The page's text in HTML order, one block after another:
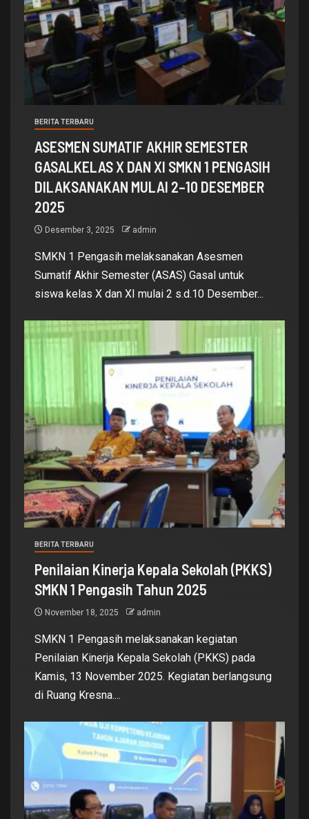
BERITA TERBARU
ASESMEN SUMATIF AKHIR SEMESTER
GASALKELAS X DAN XI SMKN 1 PENGASIH
DILAKSANAKAN MULAI 2–10 DESEMBER
2025
Desember 3, 2025 admin
SMKN 1 Pengasih melaksanakan Asesmen
Sumatif Akhir Semester (ASAS) Gasal untuk
siswa kelas X dan XI mulai 2 s.d.10 Desember...
BERITA TERBARU
Penilaian Kinerja Kepala Sekolah (PKKS)
SMKN 1 Pengasih Tahun 2025
November 18, 2025 admin
SMKN 1 Pengasih melaksanakan kegiatan
Penilaian Kinerja Kepala Sekolah (PKKS) pada
Kamis, 13 November 2025. Kegiatan berlangsung
di Ruang Kresna....